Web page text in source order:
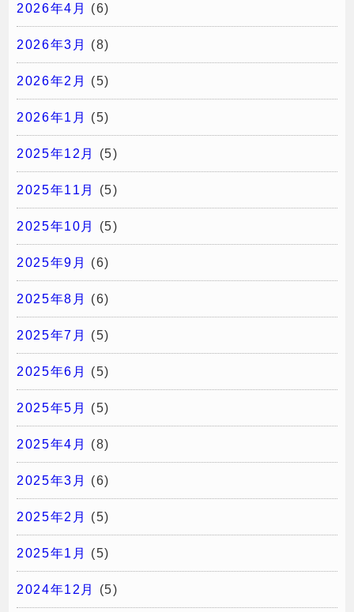
2026年4月 (6)
2026年3月 (8)
2026年2月 (5)
2026年1月 (5)
2025年12月 (5)
2025年11月 (5)
2025年10月 (5)
2025年9月 (6)
2025年8月 (6)
2025年7月 (5)
2025年6月 (5)
2025年5月 (5)
2025年4月 (8)
2025年3月 (6)
2025年2月 (5)
2025年1月 (5)
2024年12月 (5)